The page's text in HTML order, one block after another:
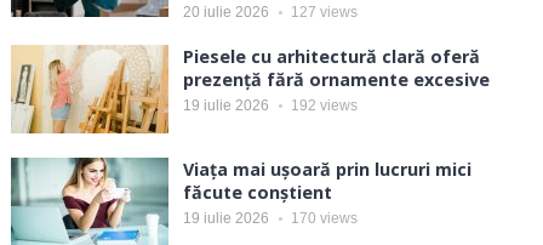
20 iulie 2026 127 views
Piesele cu arhitectură clară oferă
prezență fără ornamente excesive
19 iulie 2026 192 views
Viața mai ușoară prin lucruri mici
făcute conștient
19 iulie 2026 170 views